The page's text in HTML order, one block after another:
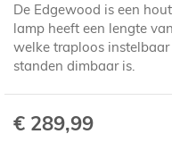
de
afbeeldingen-
gallerij
De Edgewood is een
lamp heeft een lengte
welke traploos
standen dimbaar is.
€ 289,99